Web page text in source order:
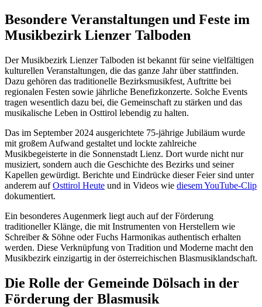
Besondere Veranstaltungen und Feste im
Musikbezirk Lienzer Talboden
Der Musikbezirk Lienzer Talboden ist bekannt für seine vielfältigen
kulturellen Veranstaltungen, die das ganze Jahr über stattfinden.
Dazu gehören das traditionelle Bezirksmusikfest, Auftritte bei
regionalen Festen sowie jährliche Benefizkonzerte. Solche Events
tragen wesentlich dazu bei, die Gemeinschaft zu stärken und das
musikalische Leben in Osttirol lebendig zu halten.
Das im September 2024 ausgerichtete 75-jährige Jubiläum wurde
mit großem Aufwand gestaltet und lockte zahlreiche
Musikbegeisterte in die Sonnenstadt Lienz. Dort wurde nicht nur
musiziert, sondern auch die Geschichte des Bezirks und seiner
Kapellen gewürdigt. Berichte und Eindrücke dieser Feier sind unter
anderem aufOsttirol Heute und in Videos wie diesem YouTube-Clip
dokumentiert.
Ein besonderes Augenmerk liegt auch auf der Förderung
traditioneller Klänge, die mit Instrumenten von Herstellern wie
Schreiber & Söhne oder Fuchs Harmonikas authentisch erhalten
werden. Diese Verknüpfung von Tradition und Moderne macht den
Musikbezirk einzigartig in der österreichischen Blasmusiklandschaft.
Die Rolle der Gemeinde Dölsach in der
Förderung der Blasmusik